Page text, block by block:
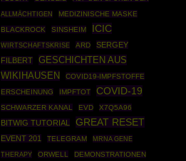
ALLMÄCHTIGEN
MEDIZINISCHE MASKE
BLACKROCK
SINSHEIM ICIC
WIRTSCHAFTSKRISE ARD
SERGEY
FILBERT
GESCHICHTEN AUS
WIKIHAUSEN
COVID19-IMPFSTOFFE
ERSCHEINUNG
IMPFTOT COVID-19
SCHWARZER KANAL EVD X7Q5A96
BITWIG TUTORIAL GREAT RESET
EVENT 201 TELEGRAM
MRNA GENE
THERAPY
ORWELL
DEMONSTRATIONEN